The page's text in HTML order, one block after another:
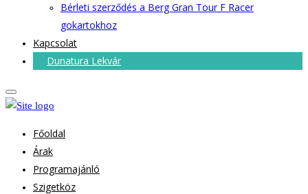
Bérleti szerződés a Berg Gran Tour F Racer
gokartokhoz
Kapcsolat
Dunatura Lekvár
Főoldal
Árak
Programajánló
Szigetköz